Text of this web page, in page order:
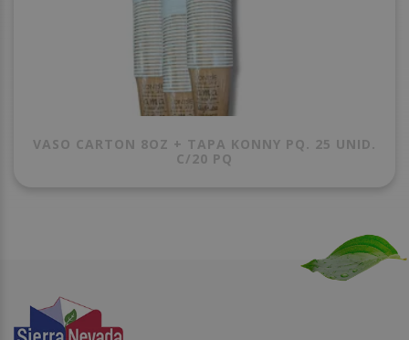
VASO CARTON 8OZ + TAPA KONNY PQ. 25 UNID.
C/20 PQ